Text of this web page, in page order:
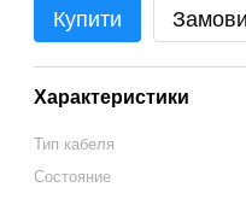
Купити
Характеристики
Тип кабеля
Состояние